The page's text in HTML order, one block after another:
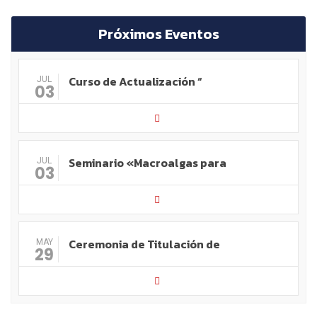
Próximos Eventos
JUL
03 Curso de Actualización “
JUL
03 Seminario «Macroalgas para
MAY
29 Ceremonia de Titulación de